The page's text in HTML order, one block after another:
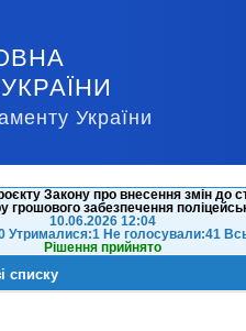
України
Закону про внесення змін до
грошового забезпечення
10.06.2026 12:04
Утрималися:1 Не голосували:41
Рішення прийнято
списку